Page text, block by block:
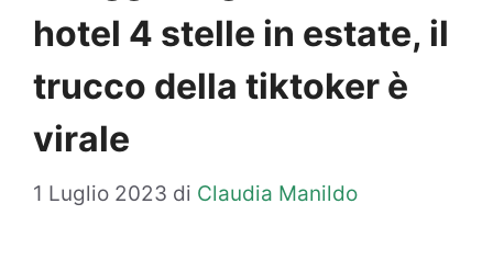
hotel 4 stelle in estate, il
trucco della tiktoker è
virale
1 Luglio 2023 di Claudia Manildo